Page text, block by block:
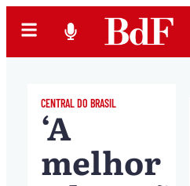
CENTRAL DO BRASIL
‘A
melhor